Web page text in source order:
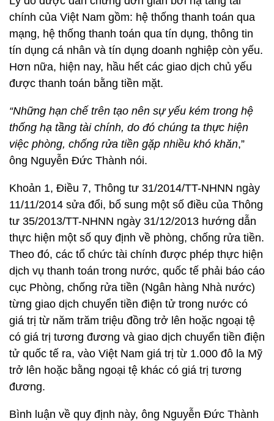
chính của Việt Nam gồm: hệ thống thanh toán qua
mạng, hệ thống thanh toán qua tín dụng, thông tin
tín dụng cá nhân và tín dụng doanh nghiệp còn yếu.
Hơn nữa, hiện nay, hầu hết các giao dịch chủ yếu
được thanh toán bằng tiền mặt.
“Những hạn chế trên tạo nên sự yếu kém trong hệ
thống hạ tầng tài chính, do đó chúng ta thực hiện
việc phòng, chống rửa tiền gặp nhiều khó khăn,”
ông Nguyễn Đức Thành nói.
Khoản 1, Điều 7, Thông tư 31/2014/TT-NHNN ngày
11/11/2014 sửa đổi, bổ sung một số điều của Thông
tư 35/2013/TT-NHNN ngày 31/12/2013 hướng dẫn
thực hiện một số quy định về phòng, chống rửa tiền.
Theo đó, các tổ chức tài chính được phép thực hiện
dịch vụ thanh toán trong nước, quốc tế phải báo cáo
cục Phòng, chống rửa tiền (Ngân hàng Nhà nước)
từng giao dịch chuyển tiền điện tử trong nước có
giá trị từ năm trăm triệu đồng trở lên hoặc ngoại tệ
có giá trị tương đương và giao dịch chuyển tiền điện
tử quốc tế ra, vào Việt Nam giá trị từ 1.000 đô la Mỹ
trở lên hoặc bằng ngoại tệ khác có giá trị tương
đương.
Bình luận về quy định này, ông Nguyễn Đức Thành